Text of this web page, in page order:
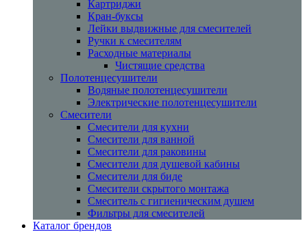
Картриджи
Кран-буксы
Лейки выдвижные для смесителей
Ручки к смесителям
Расходные материалы
Чистящие средства
Полотенцесушители
Водяные полотенцесушители
Электрические полотенцесушители
Смесители
Смесители для кухни
Смесители для ванной
Смесители для раковины
Смесители для душевой кабины
Смесители для биде
Смесители скрытого монтажа
Смеситель с гигиеническим душем
Фильтры для смесителей
Каталог брендов